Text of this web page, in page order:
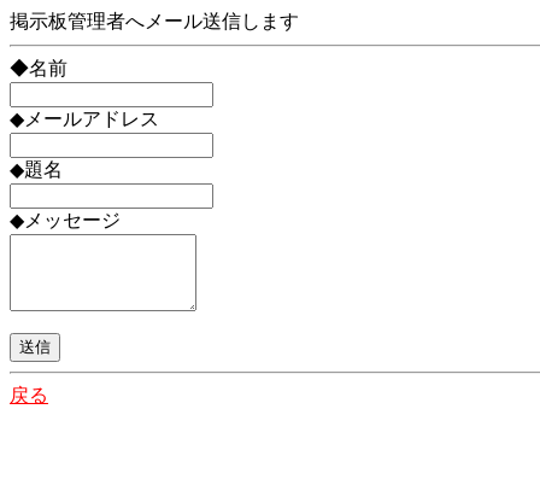
掲示板管理者へメール送信します
◆名前
◆メールアドレス
◆題名
◆メッセージ
戻る